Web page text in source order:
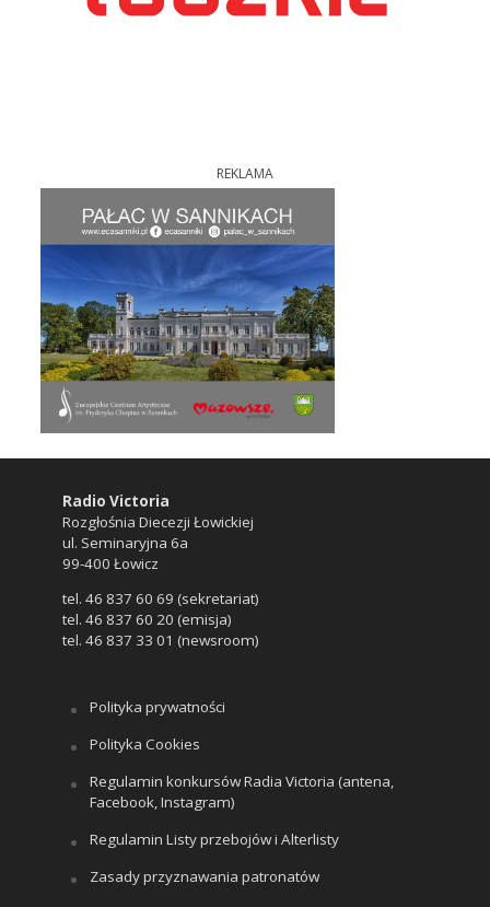
REKLAMA
Radio Victoria
Rozgłośnia Diecezji Łowickiej
ul. Seminaryjna 6a
99-400 Łowicz
tel. 46 837 60 69 (sekretariat)
tel. 46 837 60 20 (emisja)
tel. 46 837 33 01 (newsroom)
Polityka prywatności
Polityka Cookies
Regulamin konkursów Radia Victoria (antena,
Facebook, Instagram)
Regulamin Listy przebojów i Alterlisty
Zasady przyznawania patronatów